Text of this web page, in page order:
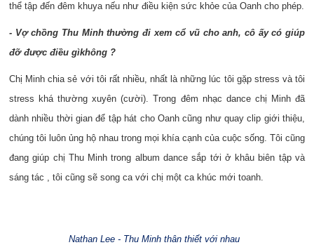
thể tập đến đêm khuya nếu như điều kiện sức khỏe của Oanh cho phép.
- Vợ chồng Thu Minh thường đi xem cổ vũ cho anh, cô ấy có giúp
đỡ được điều gìkhông ?
Chị Minh chia sẻ với tôi rất nhiều, nhất là những lúc tôi gặp stress và tôi
stress khá thường xuyên (cười). Trong đêm nhạc dance chị Minh đã
dành nhiều thời gian để tập hát cho Oanh cũng như quay clip giới thiệu,
chúng tôi luôn ủng hộ nhau trong mọi khía cạnh của cuộc sống. Tôi cũng
đang giúp chị Thu Minh trong album dance sắp tới ở khâu biên tập và
sáng tác , tôi cũng sẽ song ca với chị một ca khúc mới toanh.
Nathan Lee - Thu Minh thân thiết với nhau